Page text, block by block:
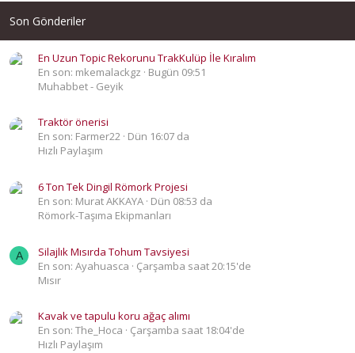
Son Gönderiler
En Uzun Topic Rekorunu TrakKulüp İle Kıralım
En son: mkemalackgz
Bugün 09:51
Muhabbet - Geyik
Traktör önerisi
En son: Farmer22 Dün 16:07 da
Hızlı Paylaşım
6 Ton Tek Dingil Römork Projesi
En son: Murat AKKAYA Dün 08:53 da
Römork-Taşıma Ekipmanları
A
Silajlık Mısırda Tohum Tavsiyesi
En son: Ayahuasca
Çarşamba saat 20:15'de
Mısır
Kavak ve tapulu koru ağaç alımı
En son: The_Hoca
Çarşamba saat 18:04'de
Hızlı Paylaşım